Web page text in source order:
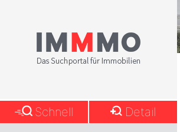
Schnell Detail